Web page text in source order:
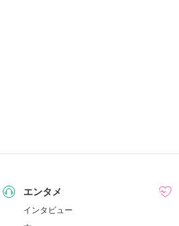
エンタメ
インタビュー